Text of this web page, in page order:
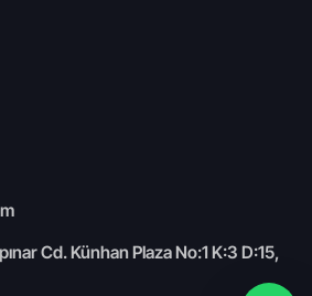
Cd. Künhan Plaza No:1 K:3 D:15,